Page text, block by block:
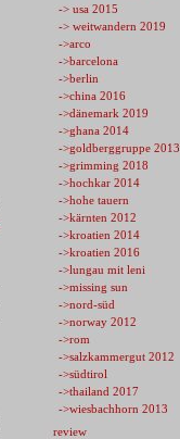
-> usa 2015
-> weitwandern 2019
->arco
->barcelona
->berlin
->china 2016
->dänemark 2019
->ghana 2014
->goldberggruppe 2013
->grimming 2018
->hochkar 2014
->hohe tauern
->kärnten 2012
->kroatien 2014
->kroatien 2016
->lungau mit leni
->missing sun
->nord-süd
->norway 2012
->rom
->salzkammergut 2012
->südtirol
->thailand 2017
->wiesbachhorn 2013
review